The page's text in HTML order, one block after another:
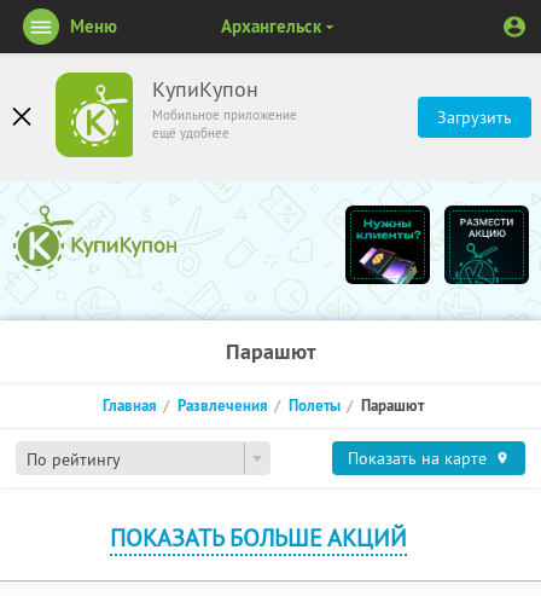
КупиКупон
Мобильное приложение
ещё удобнее
Загрузить
Меню Архангельск
Парашют
По рейтингу
Главная Развлечения Полеты Парашют
Показать на карте
ПОКАЗАТЬ БОЛЬШЕ АКЦИЙ